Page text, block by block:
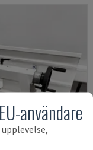
användare